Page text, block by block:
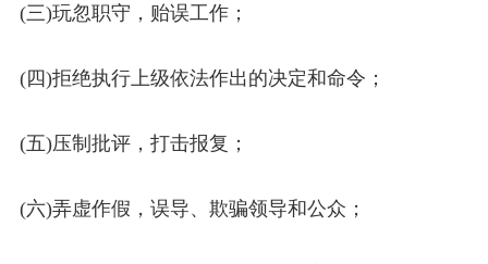
(三)玩忽职守，贻误工作；
(四)拒绝执行上级依法作出的决定和命令；
(五)压制批评，打击报复；
(六)弄虚作假，误导、欺骗领导和公众；